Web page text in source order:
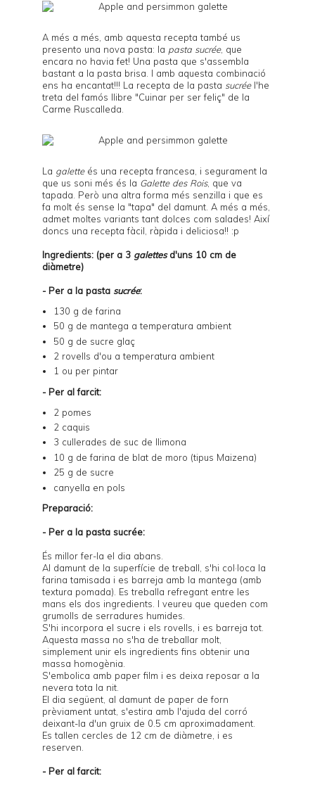
A més a més, amb aquesta recepta també us
presento una nova pasta: la pasta sucrée, que
encara no havia fet! Una pasta que s'assembla
bastant a la pasta brisa. I amb aquesta combinació
ens ha encantat!!! La recepta de la pasta sucréel'he
treta del famós llibre "Cuinar per ser feliç" de la
Carme Ruscalleda
La galetteés una recepta francesa, i segurament la
que us soni més és la Galette des Rois, que va
tapada. Però una altra forma més senzilla i que es
fa molt és sense la "tapa" del damunt. A més a més,
admet moltes variants tant dolces com salades! Així
doncs una recepta fàcil, ràpida i deliciosa!! :p
Ingredients: (per a 3 galettesd'uns 10 cm de
diàmetre)
- Per a la pasta sucrée:
130 g de farina
50 g de mantega a temperatura ambient
50 g de sucre glaç
2 rovells d'ou a temperatura ambient
1 ou per pintar
- Per al farcit:
2 pomes
2 caquis
3 cullerades de suc de llimona
10 g de farina de blat de moro (tipus Maizena)
25 g de sucre
canyella en pols
Preparació:
- Per a la pasta sucrée:
És millor fer-la el dia abans.
Al damunt de la superfície de treball, s'hi col·loca la
farina tamisada i es barreja amb la mantega (amb
textura pomada). Es treballa refregant entre les
mans els dos ingredients. I veureu que queden com
grumolls de serradures humides.
S'hi incorpora el sucre i els rovells, i es barreja tot.
Aquesta massa no s'ha de treballar molt,
simplement unir els ingredients fins obtenir una
massa homogènia.
S'embolica amb paper film i es deixa reposar a la
nevera tota la nit.
El dia següent, al damunt de paper de forn
prèviament untat, s'estira amb l'ajuda del corró
deixant-la d'un gruix de 0.5 cm aproximadament.
Es tallen cercles de 12 cm de diàmetre, i es
reserven.
- Per al farcit: